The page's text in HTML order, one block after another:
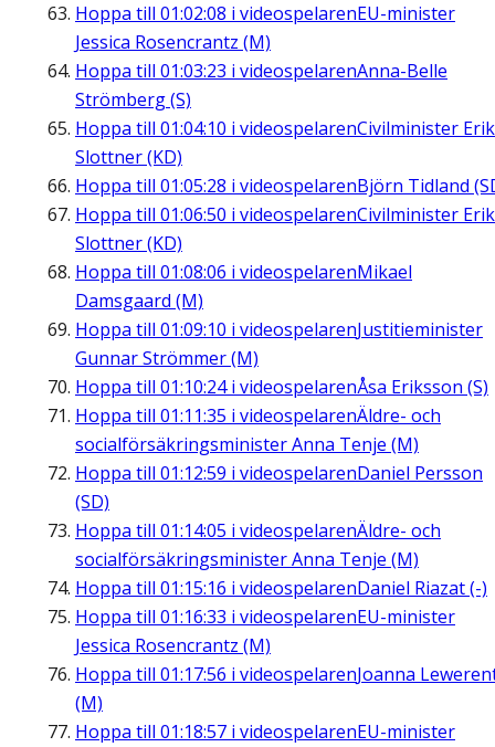
Hoppa till 01:02:08 i videospelarenEU-minister
Jessica Rosencrantz (M)
Hoppa till 01:03:23 i videospelarenAnna-Belle
Strömberg (S)
Hoppa till 01:04:10 i videospelarenCivilminister Erik
Slottner (KD)
Hoppa till 01:05:28 i videospelarenBjörn Tidland
Hoppa till 01:06:50 i videospelarenCivilminister Erik
Slottner (KD)
Hoppa till 01:08:06 i videospelarenMikael
Damsgaard (M)
Hoppa till 01:09:10 i videospelarenJustitieminister
Gunnar Strömmer (M)
Hoppa till 01:10:24i videospelarenÅsa Eriksson (S)
Hoppa till 01:11:35 i videospelarenÄldre- och
socialförsäkringsminister Anna Tenje (M)
Hoppa till 01:12:59 i videospelarenDaniel Persson
(SD)
Hoppa till 01:14:05 i videospelarenÄldre- och
socialförsäkringsminister Anna Tenje (M)
Hoppa till 01:15:16 i videospelarenDaniel Riazat (-)
Hoppa till 01:16:33 i videospelarenEU-minister
Jessica Rosencrantz (M)
Hoppa till 01:17:56 i videospelarenJoanna
(M)
Hoppa till 01:18:57 i videospelarenEU-minister